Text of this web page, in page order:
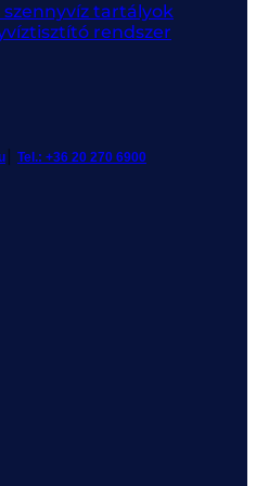
tartályok
rendszer
| Tel.: +36 20 270 6900